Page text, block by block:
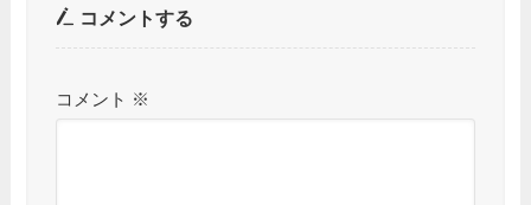
コメントする
コメント ※